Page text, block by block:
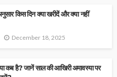
किस दिन क्या खरीदें और क्या नहीं
December 18, 2025
कब है? जानें साल की आखिरी अमावस्या पर